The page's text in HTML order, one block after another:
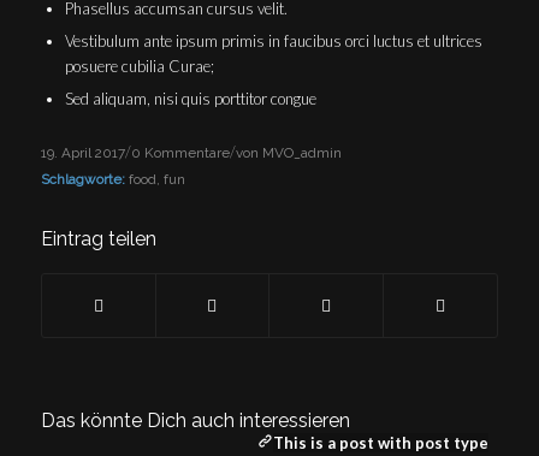
Phasellus accumsan cursus velit.
Vestibulum ante ipsum primis in faucibus orci luctus et ultrices
posuere cubilia Curae;
Sed aliquam, nisi quis porttitor congue
19. April 2017/0 Kommentare/von MVO_admin
Schlagworte: food fun
Eintrag teilen
Das könnte Dich auch interessieren
This is a post with post type